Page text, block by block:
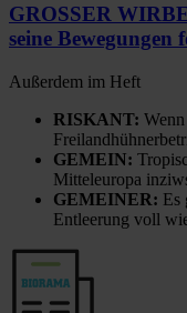
GROSSER
seine Bewegungen
Außerdem im Heft
RISKANT:
GEMEIN:
Mitteleuropa
GEMEINER: Es
Entleerung voll